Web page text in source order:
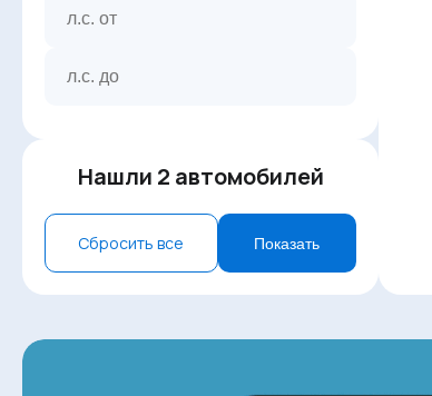
Нашли 2 автомобилей
Сбросить все Показать